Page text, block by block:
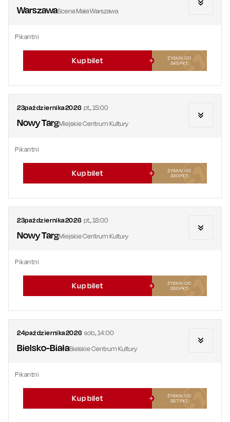
WarszawaScena Mała Warszawa
Pikantni
Kup bilet
ZYSKAJ OD
345PKT
23października2026 pt.,15:00
Nowy TargMiejskie Centrum Kultury
Pikantni
Kup bilet
ZYSKAJ OD
330PKT
23października2026 pt.,18:00
Nowy TargMiejskie Centrum Kultury
Pikantni
Kup bilet
ZYSKAJ OD
330PKT
24października2026 sob.,14:00
Bielsko-BiałaBielskie Centrum Kultury
Pikantni
Kup bilet
ZYSKAJ OD
357PKT